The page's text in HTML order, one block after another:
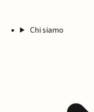
Chi siamo